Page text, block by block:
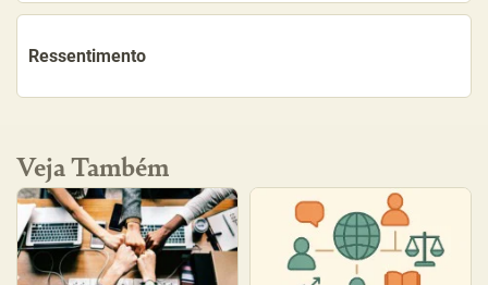
Ressentimento
Veja Também